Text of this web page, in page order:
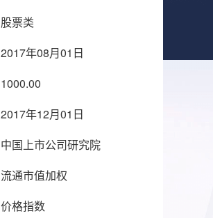
股票类
2017年08月01日
1000.00
2017年12月01日
中国上市公司研究院
流通市值加权
价格指数